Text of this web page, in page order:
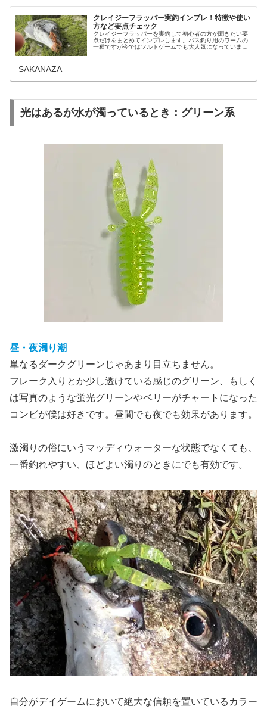
クレイジーフラッパー実釣インプレ！特徴や使い
方など要点チェック
クレイジーフラッパーを実釣して初心者の方が聞きたい要
点だけをまとめてインプレします。バス釣り用のワームの
一種ですが今ではソルトゲームでも大人気になっていま
SAKANAZA
光はあるが水が濁っているとき：グリーン系
昼・夜濁り潮
単なるダークグリーンじゃあまり目立ちません。
フレーク入りとか少し透けている感じのグリーン、もしく
は写真のような蛍光グリーンやベリーがチャートになった
コンビが僕は好きです。昼間でも夜でも効果があります。
激濁りの俗にいうマッディウォーターな状態でなくても、
一番釣れやすい、ほどよい濁りのときにでも有効です。
自分がデイゲームにおいて絶大な信頼を置いているカラー